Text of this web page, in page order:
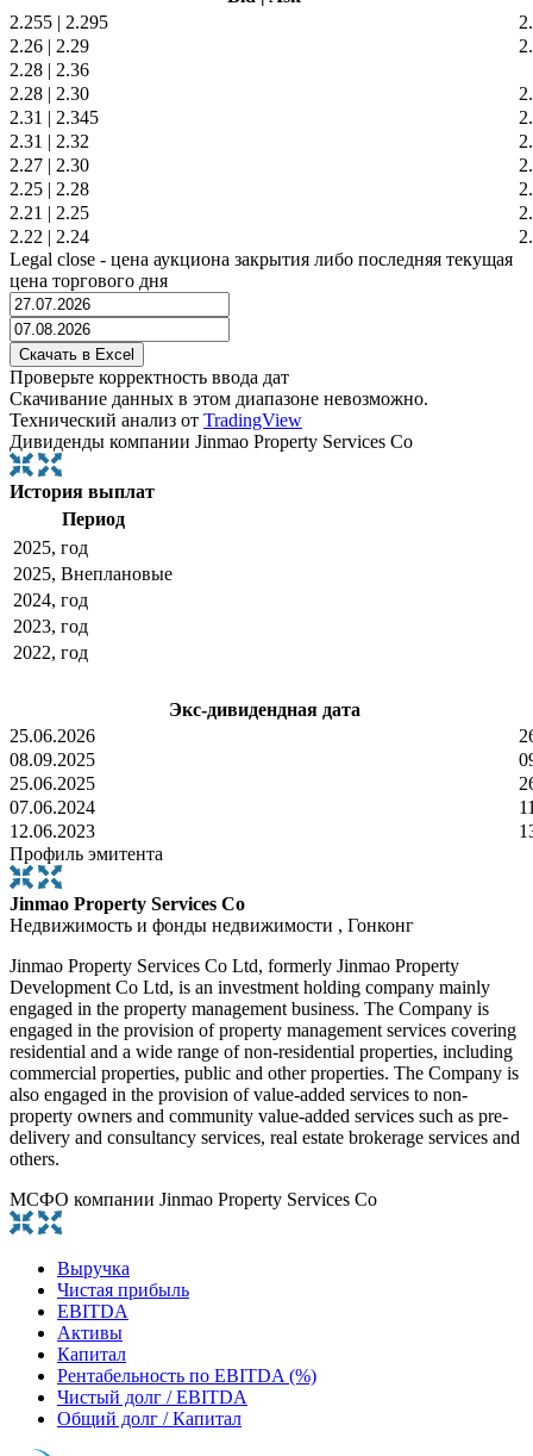
2.255 | 2.295
2.26 | 2.29
2.28 | 2.36
2.28 | 2.30
2.31 | 2.345
2.31 | 2.32
2.27 | 2.30
2.25 | 2.28
2.21 | 2.25
2.22 | 2.24
Legal close - цена аукциона закрытия либо последняя текущая
цена торгового дня
Проверьте корректность ввода дат
Скачивание данных в этом диапазоне невозможно.
Технический анализ от TradingView
Дивиденды компании Jinmao Property Services Co
История выплат
Период
2025, год
2025, Внеплановые
2024, год
2023, год
2022, год
Экс-дивидендная дата
25.06.2026
08.09.2025
25.06.2025
07.06.2024
12.06.2023
Профиль эмитента
Jinmao Property Services Co
Недвижимость и фонды недвижимости , Гонконг
Jinmao Property Services Co Ltd, formerly Jinmao Property
Development Co Ltd, is an investment holding company mainly
engaged in the property management business. The Company is
engaged in the provision of property management services covering
residential and a wide range of non-residential properties, including
commercial properties, public and other properties. The Company is
also engaged in the provision of value-added services to non-
property owners and community value-added services such as pre-
delivery and consultancy services, real estate brokerage services and
others.
МСФО компании Jinmao Property Services Co
Выручка
Чистая прибыль
EBITDA
Активы
Капитал
Рентабельность по EBITDA (%)
Чистый долг / EBITDA
Общий долг / Капитал